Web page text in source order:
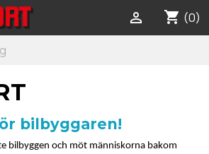
shopping_cart (0)

bilbyggaren!
bilbyggen och möt människorna bakom